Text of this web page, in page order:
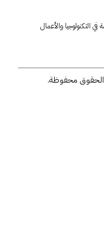
التكنولوجيا والأعمال